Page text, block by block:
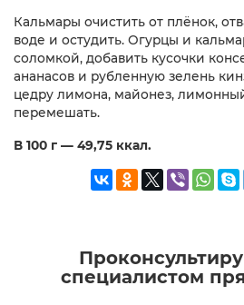
Кальмары очистить от плёнок,
воде и остудить. Огурцы и
соломкой, добавить кусочки
ананасов и рубленную зелень
цедру лимона, майонез,
перемешать.
В 100 г — 49,75 ккал.
специалистом